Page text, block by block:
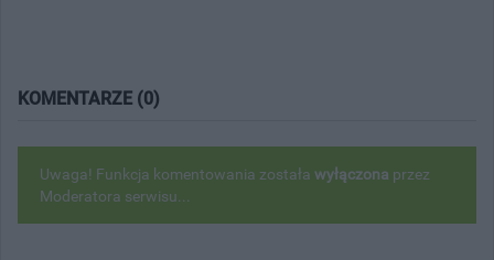
KOMENTARZE (0)
Uwaga! Funkcja komentowania została wyłączona przez
Moderatora serwisu...